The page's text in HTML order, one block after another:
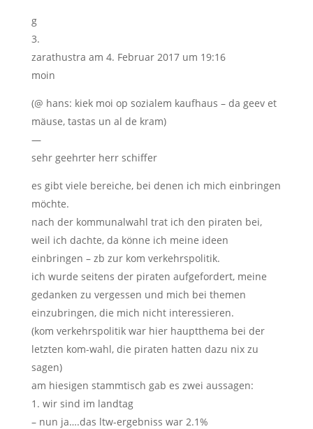
g
zarathustra am 4. Februar 2017 um 19:16
moin
(@ hans: kiek moi op sozialem kaufhaus – da geev et
mäuse, tastas un al de kram)
—
sehr geehrter herr schiffer
es gibt viele bereiche, bei denen ich mich einbringen
möchte.
nach der kommunalwahl trat ich den piraten bei,
weil ich dachte, da könne ich meine ideen
einbringen – zb zur kom verkehrspolitik.
ich wurde seitens der piraten aufgefordert, meine
gedanken zu vergessen und mich bei themen
einzubringen, die mich nicht interessieren.
(kom verkehrspolitik war hier hauptthema bei der
letzten kom-wahl, die piraten hatten dazu nix zu
sagen)
am hiesigen stammtisch gab es zwei aussagen:
1. wir sind im landtag
– nun ja….das ltw-ergebniss war 2.1%